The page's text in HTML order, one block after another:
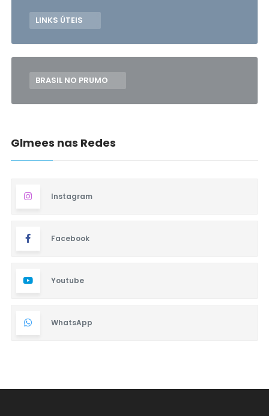
LINKS ÚTEIS
BRASIL NO PRUMO
Glmees nas Redes
Instagram
Facebook
Youtube
WhatsApp